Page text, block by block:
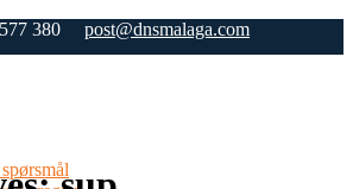
380 post@dnsmalaga.com